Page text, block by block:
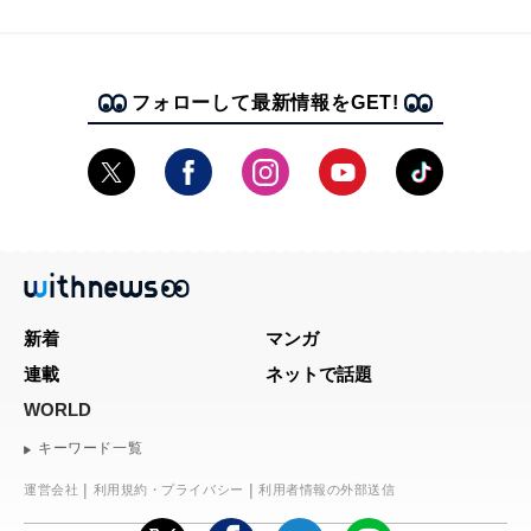
フォローして最新情報をGET!
新着
マンガ
連載
ネットで話題
WORLD
キーワード一覧
運営会社 利用規約・プライバシー 利用者情報の外部送信